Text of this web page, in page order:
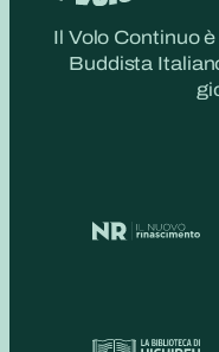
Il Volo Continuo
Buddista